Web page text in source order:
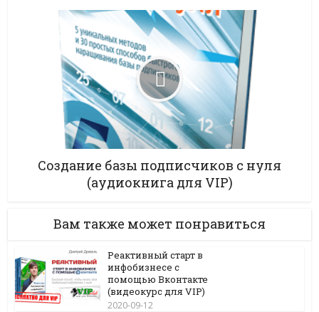
Создание базы подписчиков с нуля
(аудиокнига для VIP)
Вам также может понравиться
Реактивный старт в
инфобизнесе с
помощью Вконтакте
(видеокурс для VIP)
2020-09-12